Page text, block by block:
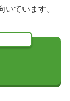
いています。